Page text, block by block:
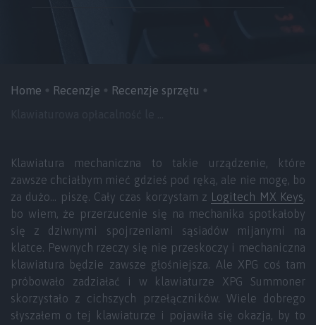
Home Recenzje
Recenzje sprzętu
Klawiatura mechaniczna to takie urządzenie, które
zawsze chciałbym mieć gdzieś pod ręką, ale nie mogę, bo
za dużo… piszę. Cały czas korzystam z Logitech MX Keys,
bo wiem, że przerzucenie się na mechanika spotkałoby
się z dziwnymi spojrzeniami sąsiadów mijanymi na
klatce. Pewnych rzeczy się nie przeskoczy i mechaniczna
klawiatura będzie zawsze głośniejsza. Ale XPG coś tam
próbowało zadziałać i w klawiaturze XPG Summoner
skorzystało z cichszych przełączników. Wiele dobrego
słyszałem o tej klawiaturze i pojawiła się okazja, by to